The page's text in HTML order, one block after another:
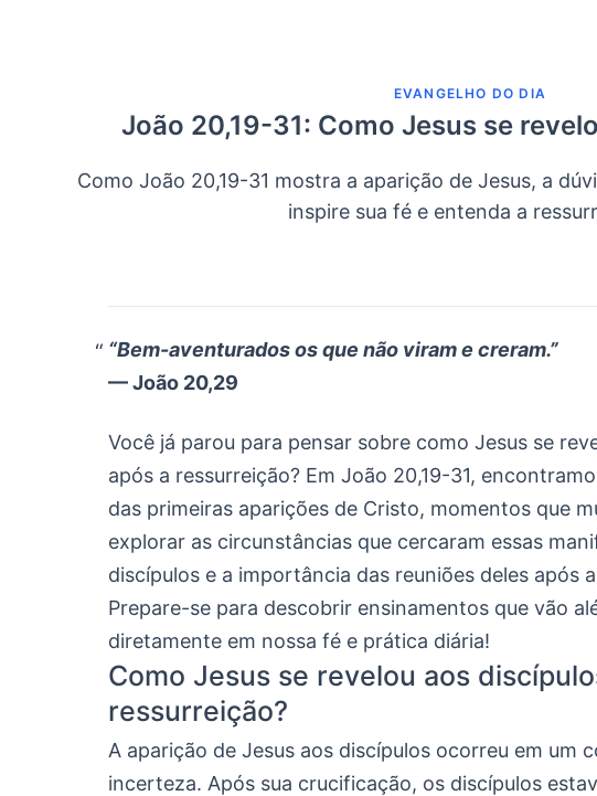
EVANGELHO DO DIA
João 20,19-31: Como Jesus se
Como João 20,19-31 mostra a aparição de Jesus, a
inspire sua fé e entenda a
“Bem-aventurados os que não viram e creram.”
— João 20,29
Você já parou para pensar sobre como Jesus se
após a ressurreição? Em João 20,19-31,
das primeiras aparições de Cristo, momentos que
explorar as circunstâncias que cercaram essas
discípulos e a importância das reuniões deles após
Prepare-se para descobrir ensinamentos que vão
diretamente em nossa fé e prática diária!
Como Jesus se revelou aos
ressurreição?
A aparição de Jesus aos discípulos ocorreu em um
incerteza. Após sua crucificação, os discípulos